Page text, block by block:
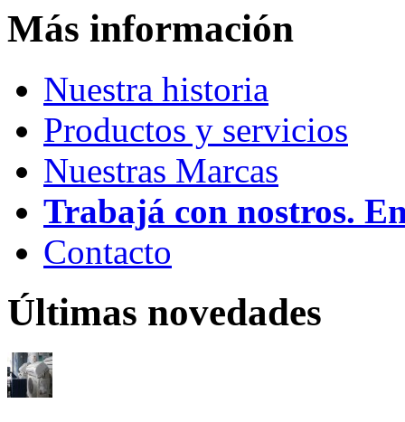
Más información
Nuestra historia
Productos y servicios
Nuestras Marcas
Trabajá con nostros.
Contacto
Últimas novedades